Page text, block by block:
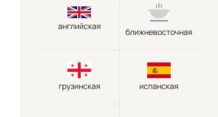
английская
ближневосточная
грузинская испанская